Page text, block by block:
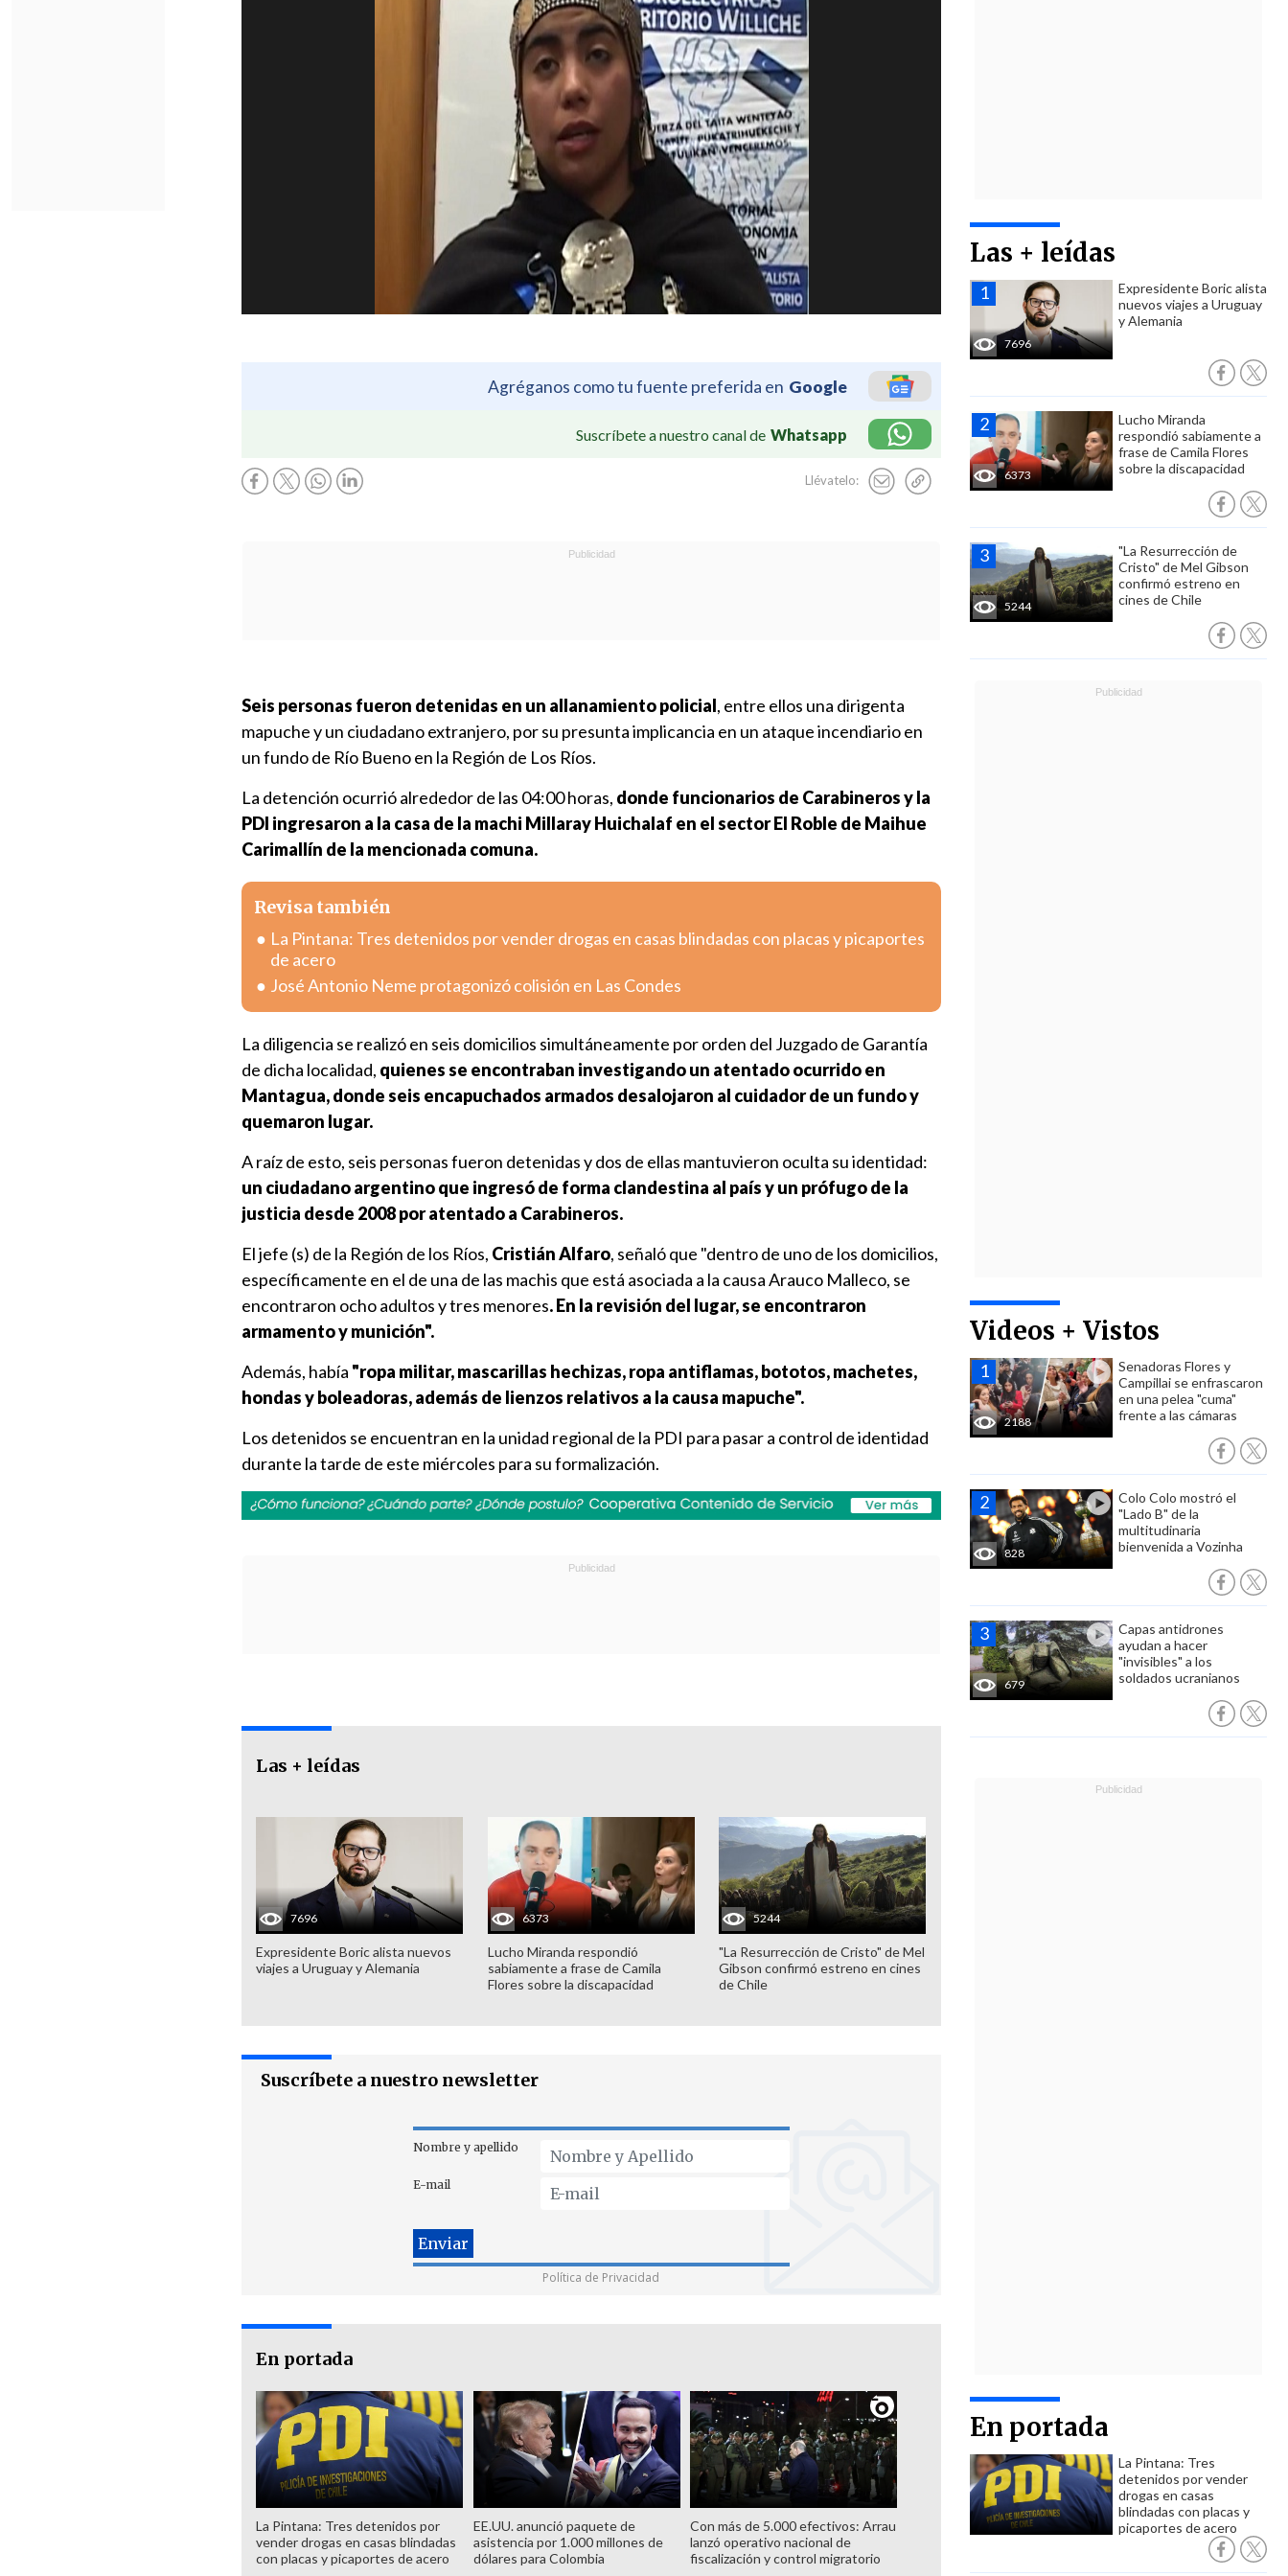
Agréganos como tu fuente preferida en Google
Suscríbete a nuestro canal de Whatsapp
Llévatelo:
Las + leídas
7696
Expresidente Boric alista
nuevos viajes a Uruguay
y Alemania
6373
Lucho Miranda
respondió sabiamente a
frase de Camila Flores
sobre la discapacidad
5244
"La Resurrección de
Cristo" de Mel Gibson
confirmó estreno en
cines de Chile
Videos + Vistos
2188
Senadoras Flores y
Campillai se enfrascaron
en una pelea "cuma"
frente a las cámaras
828
Colo Colo mostró el
"Lado B" de la
multitudinaria
bienvenida a Vozinha
679
Capas antidrones
ayudan a hacer
"invisibles" a los
soldados ucranianos
En portada
La Pintana: Tres
detenidos por vender
drogas en casas
blindadas con placas y
picaportes de acero
Seis personas fueron detenidas en un allanamiento policial, entre ellos una dirigenta
mapuche y un ciudadano extranjero, por su presunta implicancia en un ataque incendiario en
un fundo de Río Bueno en la Región de Los Ríos.
La detención ocurrió alrededor de las 04:00 horas, donde funcionarios de Carabineros y la
PDI ingresaron a la casa de la machi Millaray Huichalaf en el sector El Roble de Maihue
Carimallín de la mencionada comuna.
Revisa también
La Pintana: Tres detenidos por vender drogas en casas blindadas con placas y picaportes
de acero
José Antonio Neme protagonizó colisión en Las Condes
La diligencia se realizó en seis domicilios simultáneamente por orden del Juzgado de Garantía
de dicha localidad, quienes se encontraban investigando un atentado ocurrido en
Mantagua, donde seis encapuchados armados desalojaron al cuidador de un fundo y
quemaron lugar.
A raíz de esto, seis personas fueron detenidas y dos de ellas mantuvieron oculta su identidad:
un ciudadano argentino que ingresó de forma clandestina al país y un prófugo de la
justicia desde 2008 por atentado a Carabineros.
El jefe (s) de la Región de los Ríos, Cristián Alfaro, señaló que "dentro de uno de los domicilios,
específicamente en el de una de las machis que está asociada a la causa Arauco Malleco, se
encontraron ocho adultos y tres menores. En la revisión del lugar, se encontraron
armamento y munición".
Además, había "ropa militar, mascarillas hechizas, ropa antiflamas, bototos, machetes,
hondas y boleadoras, además de lienzos relativos a la causa mapuche".
Los detenidos se encuentran en la unidad regional de la PDI para pasar a control de identidad
durante la tarde de este miércoles para su formalización.
Las + leídas
7696
Expresidente Boric alista nuevos
viajes a Uruguay y Alemania
6373
Lucho Miranda respondió
sabiamente a frase de Camila
Flores sobre la discapacidad
5244
"La Resurrección de Cristo" de Mel
Gibson confirmó estreno en cines
de Chile
Suscríbete a nuestro newsletter
Nombre y apellido
E-mail
Política de Privacidad
En portada
La Pintana: Tres detenidos por
vender drogas en casas blindadas
con placas y picaportes de acero
EE.UU. anunció paquete de
asistencia por 1.000 millones de
dólares para Colombia
Con más de 5.000 efectivos: Arrau
lanzó operativo nacional de
fiscalización y control migratorio